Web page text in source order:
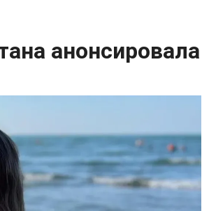
анонсировала